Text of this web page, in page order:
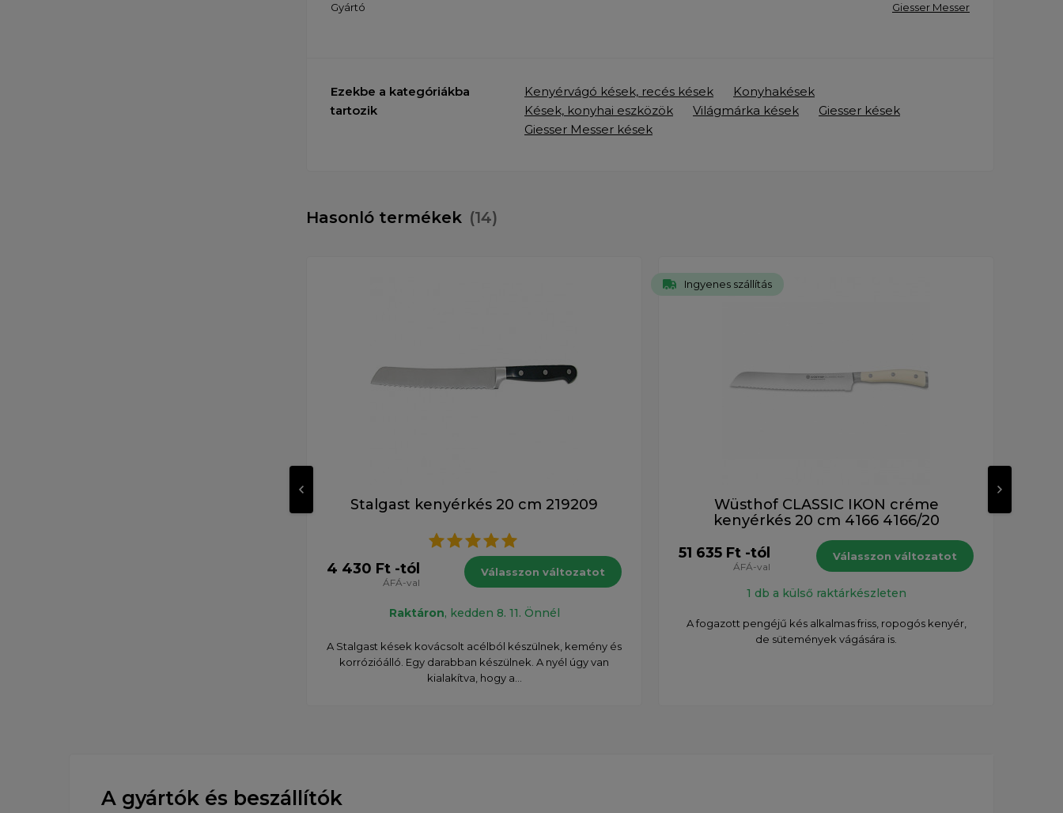
Gyártó Giesser Messer
Ezekbe a kategóriákba
tartozik
Kenyérvágó kések, recés kések
Konyhakések
Kések, konyhai eszközök
Világmárka kések
Giesser kések
Giesser Messer kések
Hasonló termékek (14)
Stalgast kenyérkés 20 cm 219209
4 430 Ft -tól
ÁFÁ-val
Válasszon változatot
Raktáron, kedden 8. 11. Önnél
A Stalgast kések kovácsolt acélból készülnek, kemény és
korrózióálló. Egy darabban készülnek. A nyél úgy van
kialakítva, hogy a...
Ingyenes szállítás
Wüsthof CLASSIC IKON créme
kenyérkés 20 cm 4166 4166/20
51 635 Ft -tól
ÁFÁ-val
Válasszon változatot
1 db a külső raktárkészleten
A fogazott pengéjű kés alkalmas friss, ropogós kenyér,
de sütemények vágására is.
A gyártók és beszállítók